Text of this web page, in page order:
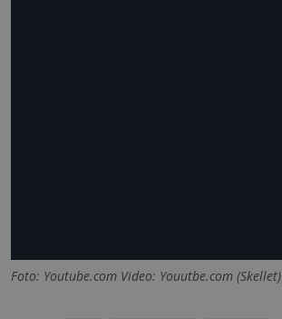
Foto: Youtube.com Video: Youutbe.com (Skellet)